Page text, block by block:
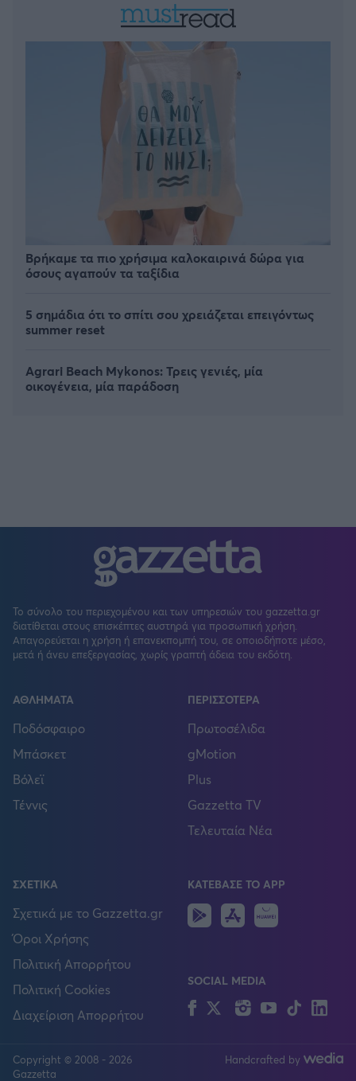
Βρήκαμε τα πιο χρήσιμα καλοκαιρινά δώρα για
όσους αγαπούν τα ταξίδια
5 σημάδια ότι το σπίτι σου χρειάζεται επειγόντως
summer reset
Agrari Beach Mykonos: Τρεις γενιές, μία
οικογένεια, μία παράδοση
Το σύνολο του περιεχομένου και των υπηρεσιών του gazzetta.gr
διατίθεται στους επισκέπτες αυστηρά για προσωπική χρήση.
Απαγορεύεται η χρήση ή επανεκπομπή του, σε οποιοδήποτε μέσο,
μετά ή άνευ επεξεργασίας, χωρίς γραπτή άδεια του εκδότη.
ΑΘΛΗΜΑΤΑ
Ποδόσφαιρο
Μπάσκετ
Βόλεϊ
Τέννις
ΠΕΡΙΣΣΟΤΕΡΑ
Πρωτοσέλιδα
gMotion
Plus
Gazzetta TV
Τελευταία Νέα
ΣΧΕΤΙΚΑ
Σχετικά με το Gazzetta.gr
Όροι Χρήσης
Πολιτική Απορρήτου
Πολιτική Cookies
Διαχείριση Απορρήτου
ΚΑΤΕΒΑΣΕ ΤΟ APP
Android
IOS
SOCIAL MEDIA
FacebookTwitterInstagram
YouTubeTikTok
Copyright © 2008 - 2026
Gazzetta
Handcrafted by